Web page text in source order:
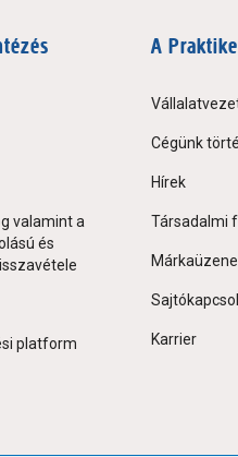
valamint a
és
platform
A
Cégünk
Hírek
Társadalmi
Karrier